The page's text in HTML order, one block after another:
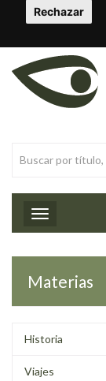
Rechazar
Toggle
Materias
Historia
Viajes